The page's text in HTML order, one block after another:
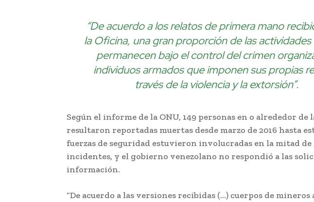
“De acuerdo a los relatos de primera mano
la Oficina, una gran proporción de las actividades
permanecen bajo el control del crimen
individuos armados que imponen sus propias
través de la violencia y la extorsión”.
Según el informe de la ONU, 149 personas en o alrededor de
resultaron reportadas muertas desde marzo de 2016 hasta
fuerzas de seguridad estuvieron involucradas en la mitad de
incidentes, y el gobierno venezolano no respondió a las
información.
“De acuerdo a las versiones recibidas (…) cuerpos de mineros